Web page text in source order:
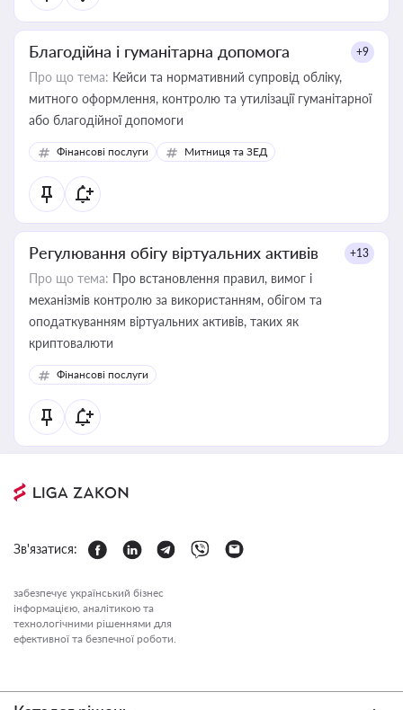
Благодійна і гуманітарна допомога +9
Про що тема: Кейси та нормативний супровід обліку,
митного оформлення, контролю та утилізації гуманітарної
або благодійної допомоги
Фінансові послуги Митниця та ЗЕД
Регулювання обігу віртуальних активів +13
Про що тема: Про встановлення правил, вимог і
механізмів контролю за використанням, обігом та
оподаткуванням віртуальних активів, таких як
криптовалюти
Фінансові послуги
Зв'язатися:
забезпечує український бізнес
інформацією, аналітикою та
технологічними рішеннями для
ефективної та безпечної роботи.